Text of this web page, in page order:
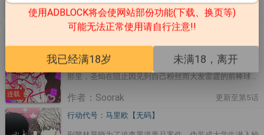
的某一天，朱虎接到熙宪着急的联络。「我们必须立刻见
面，咒术快要失效了。」这使两人再次重逢。为了加强咒
术，朱虎从熙宪口中听见了惊人的消息。「接下来的100
天，必须跟我做……。」究竟朱虎能不能顺利度过这100
天，成为一个完整的人类呢？
作者：LeeAru 更新至第15话
连载
混乱放荡无知无耻【无码】
尺的超自然正方体报案后，圣灿与同事一同前往调查。在
那里，圣灿在阻止因见到自己粉丝而大发雷霆的前棒球选
连，被关在来路不明的空间里这种程度的不幸，本来觉得
还算习以为常，但野兽的「那个」进到自己身体里肆意摆
作者：Soorak 更新至第5话
行动代号：马里欧【无码】
使用ADBLOCK将会使网站部份功能(下载、换页等)
可能无法正常使用请自行注意!!
我已经满18岁 未满18，离开